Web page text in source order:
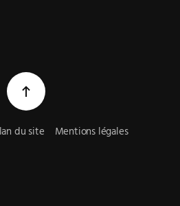
du site Mentions légales